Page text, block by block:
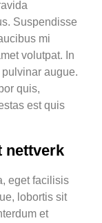
Suspendisse
mi
volutpat. In
augue.
quis,
est quis
nettverk
eget facilisis
lobortis sit
et